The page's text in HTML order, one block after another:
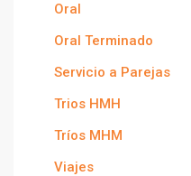
Oral
Oral Terminado
Servicio a Parejas
Trios HMH
Tríos MHM
Viajes